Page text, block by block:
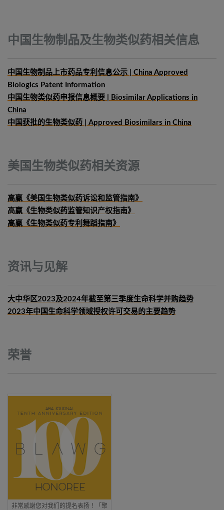
中国生物制品及生物类似药相关信息
中国生物制品上市药品专利信息公示 | China Approved
Biologics Patent Information
中国生物类似药申报信息概要 | Biosimilar Applications in
China
中国获批的生物类似药 | Approved Biosimilars in China
美国生物类似药相关资源
高赢《美国生物类似药诉讼和监管指南》
高赢《生物类似药监管知识产权指南》
高赢《生物类似药专利舞蹈指南》
资讯与见解
大中华区2023及2024年截至第三季度生命科学并购趋势
2023年中国生命科学领域授权许可交易的主要趋势
荣誉
非常感谢您对我们的提名表扬！「聚